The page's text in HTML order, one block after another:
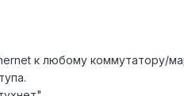
к любому коммутатору/